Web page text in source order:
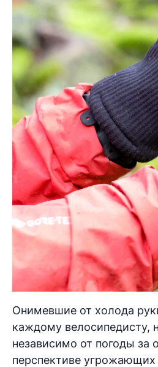
Онимевшие от холода
каждому велосипедисту,
независимо от погоды
перспективе